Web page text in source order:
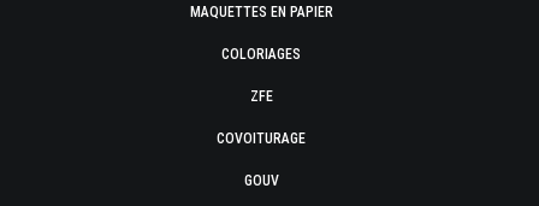
MAQUETTES EN PAPIER
COLORIAGES
ZFE
COVOITURAGE
GOUV